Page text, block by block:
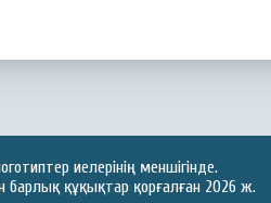
иелерінің меншігінде.
құқықтар қорғалған 2026 ж.